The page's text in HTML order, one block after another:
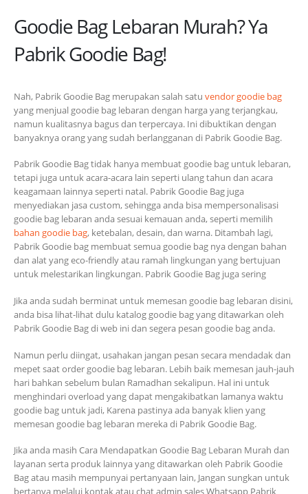
Goodie Bag Lebaran Murah? Ya
Pabrik Goodie Bag!
Nah, Pabrik Goodie Bag merupakan salah satu vendor goodie bag
yang menjual goodie bag lebaran dengan harga yang terjangkau,
namun kualitasnya bagus dan terpercaya. Ini dibuktikan dengan
banyaknya orang yang sudah berlangganan di Pabrik Goodie Bag.
Pabrik Goodie Bag tidak hanya membuat goodie bag untuk lebaran,
tetapi juga untuk acara-acara lain seperti ulang tahun dan acara
keagamaan lainnya seperti natal. Pabrik Goodie Bag juga
menyediakan jasa custom, sehingga anda bisa mempersonalisasi
goodie bag lebaran anda sesuai kemauan anda, seperti memilih
bahan goodie bag, ketebalan, desain, dan warna. Ditambah lagi,
Pabrik Goodie bag membuat semua goodie bag nya dengan bahan
dan alat yang eco-friendly atau ramah lingkungan yang bertujuan
untuk melestarikan lingkungan. Pabrik Goodie Bag juga sering
Jika anda sudah berminat untuk memesan goodie bag lebaran disini,
anda bisa lihat-lihat dulu katalog goodie bag yang ditawarkan oleh
Pabrik Goodie Bag di web ini dan segera pesan goodie bag anda.
Namun perlu diingat, usahakan jangan pesan secara mendadak dan
mepet saat order goodie bag lebaran. Lebih baik memesan jauh-jauh
hari bahkan sebelum bulan Ramadhan sekalipun. Hal ini untuk
menghindari overload yang dapat mengakibatkan lamanya waktu
goodie bag untuk jadi, Karena pastinya ada banyak klien yang
memesan goodie bag lebaran mereka di Pabrik Goodie Bag.
Jika anda masih Cara Mendapatkan Goodie Bag Lebaran Murah dan
layanan serta produk lainnya yang ditawarkan oleh Pabrik Goodie
Bag atau masih mempunyai pertanyaan lain, Jangan sungkan untuk
bertanya melalui kontak atau chat admin sales Whatsapp Pabrik